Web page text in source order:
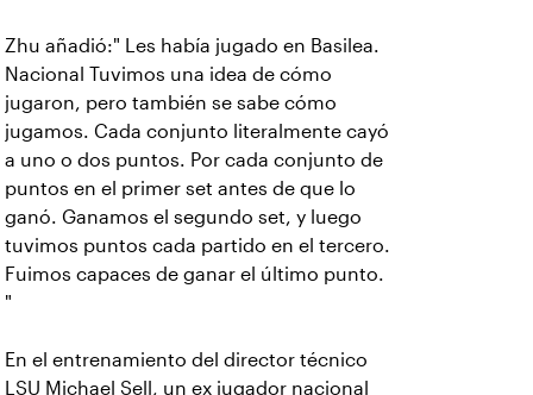
Zhu añadió:" Les había jugado en Basilea.
Nacional Tuvimos una idea de cómo
jugaron, pero también se sabe cómo
jugamos. Cada conjunto literalmente cayó
a uno o dos puntos. Por cada conjunto de
puntos en el primer set antes de que lo
ganó. Ganamos el segundo set, y luego
tuvimos puntos cada partido en el tercero.
Fuimos capaces de ganar el último punto.
"
En el entrenamiento del director técnico
LSU Michael Sell, un ex jugador nacional